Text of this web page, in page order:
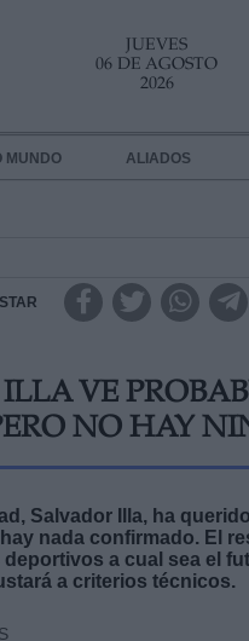
JUEVES
06 DE AGOSTO
2026
MUNDO ALIADOS
VE
NO HAY
Salvador Illa, ha
nada confirmado. El
a cual sea el
a criterios técnicos.
DE TUS DATOS